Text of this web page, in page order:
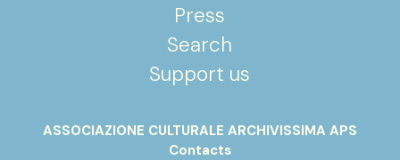
Press
Search
Support us
ASSOCIAZIONE CULTURALE ARCHIVISSIMA APS
Contacts